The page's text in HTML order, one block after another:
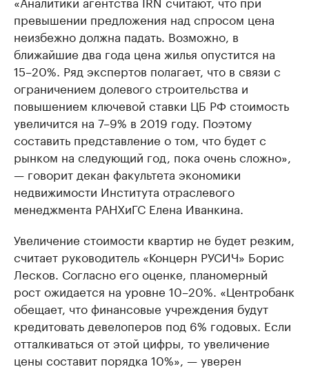
превышении предложения над спросом цена
неизбежно должна падать. Возможно, в
ближайшие два года цена жилья опустится на
15–20%. Ряд экспертов полагает, что в связи с
ограничением долевого строительства и
повышением ключевой ставки ЦБ РФ стоимость
увеличится на 7–9% в 2019 году. Поэтому
составить представление о том, что будет с
рынком на следующий год, пока очень сложно»,
— говорит декан факультета экономики
недвижимости Института отраслевого
менеджмента РАНХиГС Елена Иванкина.
Увеличение стоимости квартир не будет резким,
считает руководитель «Концерн РУСИЧ» Борис
Лесков. Согласно его оценке, планомерный
рост ожидается на уровне 10–20%. «Центробанк
обещает, что финансовые учреждения будут
кредитовать девелоперов под 6% годовых. Если
отталкиваться от этой цифры, то увеличение
цены составит порядка 10%», — уверен